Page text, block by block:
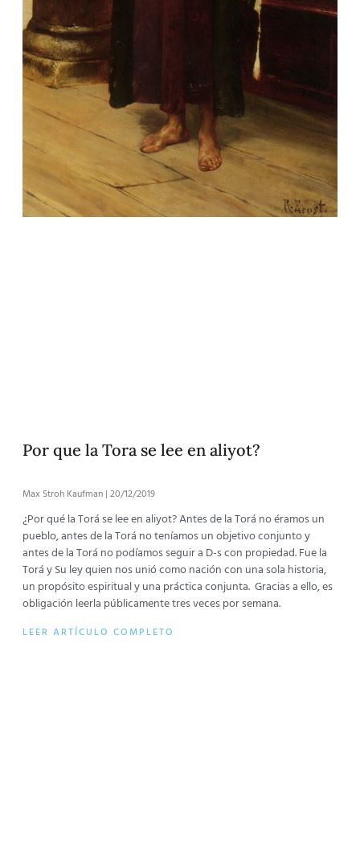
Por que la Tora se lee en aliyot?
Max Stroh Kaufman 20/12/2019
¿Por qué la Torá se lee en aliyot? Antes de la Torá no éramos un
pueblo, antes de la Torá no teníamos un objetivo conjunto y
antes de la Torá no podíamos seguir a D-s con propiedad. Fue la
Torá y Su ley quien nos unió como nación con una sola historia,
un propósito espiritual y una práctica conjunta. Gracias a ello, es
obligación leerla públicamente tres veces por semana.
LEER ARTÍCULO COMPLETO